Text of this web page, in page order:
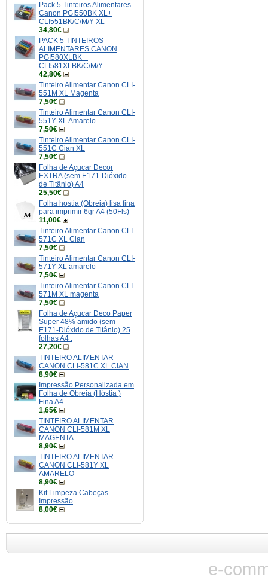
Pack 5 Tinteiros Alimentares
Canon PGI550BK XL+
CLI551BK/C/M/Y XL
34,80€
PACK 5 TINTEIROS
ALIMENTARES CANON
PGI580XLBK +
CLI581XLBK/C/M/Y
42,80€
Tinteiro Alimentar Canon CLI-
551M XL Magenta
7,50€
Tinteiro Alimentar Canon CLI-
551Y XL Amarelo
7,50€
Tinteiro Alimentar Canon CLI-
551C Cian XL
7,50€
Folha de Açucar Decor
EXTRA (sem E171-Dióxido
de Titânio) A4
25,50€
Folha hostia (Obreia) lisa fina
para imprimir 6gr A4 (50Fls)
11,00€
Tinteiro Alimentar Canon CLI-
571C XL Cian
7,50€
Tinteiro Alimentar Canon CLI-
571Y XL amarelo
7,50€
Tinteiro Alimentar Canon CLI-
571M XL magenta
7,50€
Folha de Açucar Deco Paper
Super 48% amido (sem
E171-Dióxido de Titânio) 25
folhas A4 .
27,20€
TINTEIRO ALIMENTAR
CANON CLI-581C XL CIAN
8,90€
Impressão Personalizada em
Folha de Obreia (Hóstia )
Fina A4
1,65€
TINTEIRO ALIMENTAR
CANON CLI-581M XL
MAGENTA
8,90€
TINTEIRO ALIMENTAR
CANON CLI-581Y XL
AMARELO
8,90€
Kit Limpeza Cabeças
Impressão
8,00€
e-